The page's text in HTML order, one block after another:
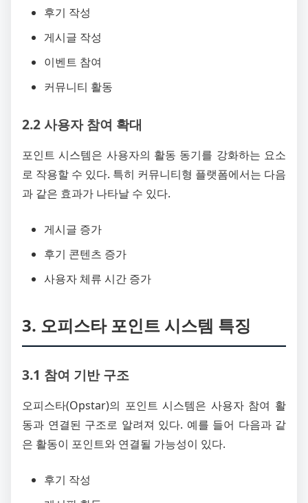
후기 작성
게시글 작성
이벤트 참여
커뮤니티 활동
2.2 사용자 참여 확대
포인트 시스템은 사용자의 활동 동기를 강화하는 요소
로 작용할 수 있다. 특히 커뮤니티형 플랫폼에서는 다음
과 같은 효과가 나타날 수 있다.
게시글 증가
후기 콘텐츠 증가
사용자 체류 시간 증가
3. 오피스타 포인트 시스템 특징
3.1 참여 기반 구조
오피스타(Opstar)의 포인트 시스템은 사용자 참여 활
동과 연결된 구조로 알려져 있다. 예를 들어 다음과 같
은 활동이 포인트와 연결될 가능성이 있다.
후기 작성